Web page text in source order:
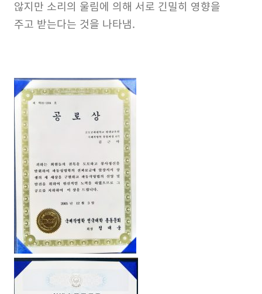
않지만 소리의 울림에 의해 서로 긴밀히 영향을
주고 받는다는 것을 나타냄.